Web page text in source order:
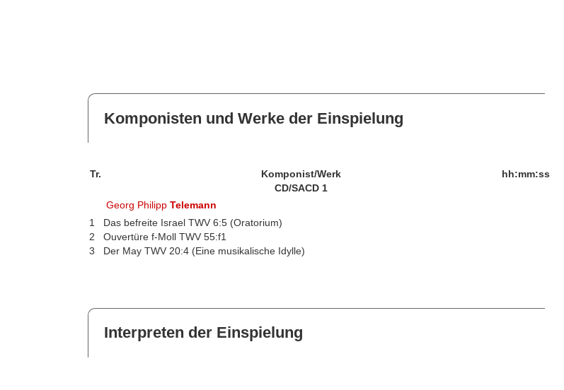
Komponisten und Werke der Einspielung
Tr. Komponist/Werk
hh:mm:ss
CD/SACD 1
Georg PhilippTelemann
1
Das befreite Israel TWV 6:5 (Oratorium)
2
Ouvertüre f-Moll TWV 55:f1
3
Der May TWV 20:4 (Eine musikalische Idylle)
Interpreten der Einspielung